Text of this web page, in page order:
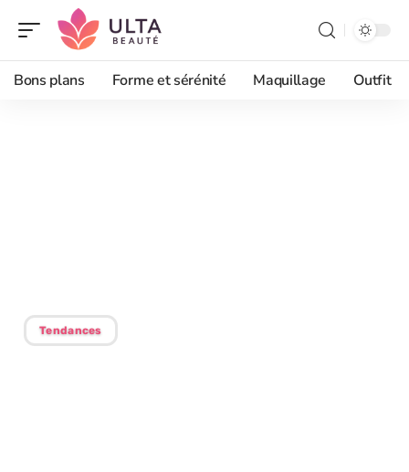
Bons plans Forme et sérénité Maquillage Outfit
Tendances